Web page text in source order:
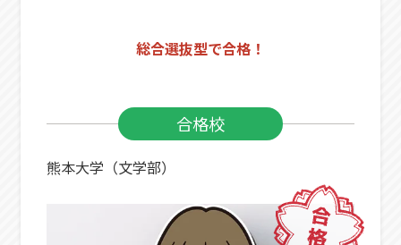
総合選抜型で合格！
合格校
熊本大学（文学部）